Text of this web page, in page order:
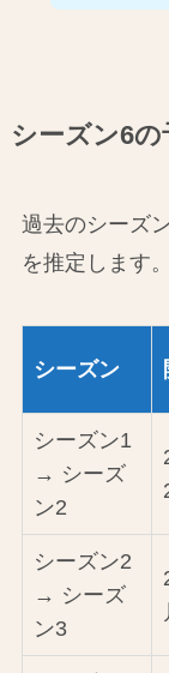
シーズン6
過去のシーズ
を推定します。
シーズン
シーズン1
→ シーズ
ン2
シーズン2
→ シーズ
ン3